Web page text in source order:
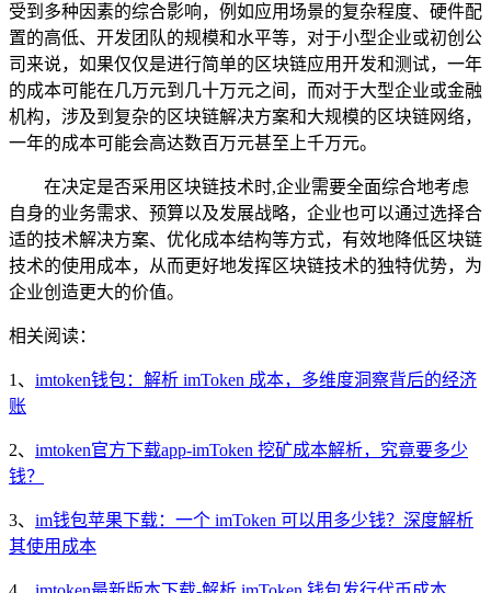
受到多种因素的综合影响，例如应用场景的复杂程度、硬件配
置的高低、开发团队的规模和水平等，对于小型企业或初创公
司来说，如果仅仅是进行简单的区块链应用开发和测试，一年
的成本可能在几万元到几十万元之间，而对于大型企业或金融
机构，涉及到复杂的区块链解决方案和大规模的区块链网络，
一年的成本可能会高达数百万元甚至上千万元。
在决定是否采用区块链技术时,企业需要全面综合地考虑
自身的业务需求、预算以及发展战略，企业也可以通过选择合
适的技术解决方案、优化成本结构等方式，有效地降低区块链
技术的使用成本，从而更好地发挥区块链技术的独特优势，为
企业创造更大的价值。
相关阅读：
1、 imtoken钱包：解析 imToken 成本，多维度洞察背后的经济
账
2、 imtoken官方下载app-imToken 挖矿成本解析，究竟要多少
钱？
3、 im钱包苹果下载：一个 imToken 可以用多少钱？深度解析
其使用成本